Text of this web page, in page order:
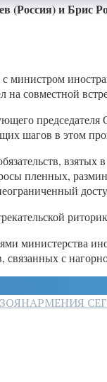
и Брис
с министром
на совместной
шагов в этом
пленных,
с
АРМЕНИЯ